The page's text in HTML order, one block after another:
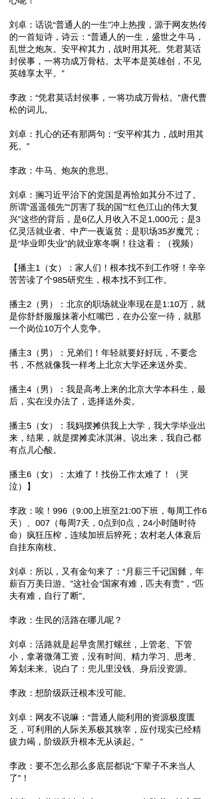
刘卓：话说“普通人的一生”冲上热搜，源于网友热传
的一首短诗，诗云：“普通人的一生，盛世之牛马，
乱世之炮灰。安平榨其力，战时用其死。凭君莫话
封侯事，一将功成万骨枯。太平本是英雄创，不见
英雄享太平。”
李政：“凭君莫话封侯事，一将功成万骨枯。”唐代曹
松的词儿。
刘卓：扎心的还有那两句：“安平榨其力，战时用其
死。”
李政：牛马、炮灰的意思。
刘卓：搁习近平治下的党国是再恰如其分不过了。
所谓“遥遥领先”“厉害了我的国”“红色江山的伟大复
兴”这些的背后，是6亿人月收入不足1,000元；是3
亿灵活就业者、中产一夜返贫；是职场35岁魔咒；
是“毕业即失业”的就业寒冬啊！往这看：（视频）
【播主1（女）：家人们！根本找不到工作呀！辛辛
苦苦读了个985研究生，根本找不到工作。
播主2（男）：北京的职场就业率现在是1:10万，就
是你舒舒服服抹著小红嘴巴，在办公室一待，就那
一个岗位10万个人竞争。
播主3（男）：兄弟们！年轻就要好好玩，不要念
书，不然就像我一样考上北京大学还来送外卖。
播主4（男）：我是高考上来的北京大学本科生，最
后，实在没办法了，选择送外卖。
播主5（女）：我妈摆摊供我上大学，我大学毕业出
来，结果，就是摆摊卖冰淇淋。说出来，我自己都
有点儿心酸。
播主6（女）：太难了！找份工作太难了！（哭
泣）】
李政：唉！996（9:00上班至21:00下班，每周工作6
天）、007（每周7天，0点到0点，24小时随时待
命）疯狂压榨，连续加班后猝死；农村老人体衰后
自挂东南枝。
刘卓：所以，又有金句来了：“月薪三千记国雠，年
薪百万美日游。”这社会“国家有难，匹夫有责”，“匹
夫有难，自行了断”。
李政：生民的活路在哪儿呢？
刘卓：活路就是起早贪黑打螺丝，上管老、下管
小，拿著微薄工资，没有时间、精力学习、思考、
筹划未来。说白了：兜儿里没钱、身后没资源。
李政：想阶级跃迁根本没可能。
刘卓：网友不说嘛：“普通人能利用的资源极度匮
乏，可利用的人际关系极其狭宰，应付现实已经精
疲力竭，阶级跃升根本无从谈起。”
李政：要不怎么那么多底层都说“下辈子不来当人
了”！